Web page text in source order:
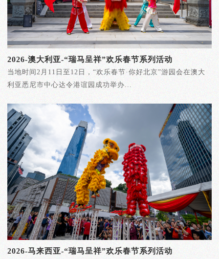
2026-澳大利亚-“瑞马呈祥”欢乐春节系列活动
当地时间2月11日至12日，“欢乐春节·你好北京”游园会在澳大
利亚悉尼市中心达令港谊园成功举办...
2026-马来西亚-“瑞马呈祥”欢乐春节系列活动